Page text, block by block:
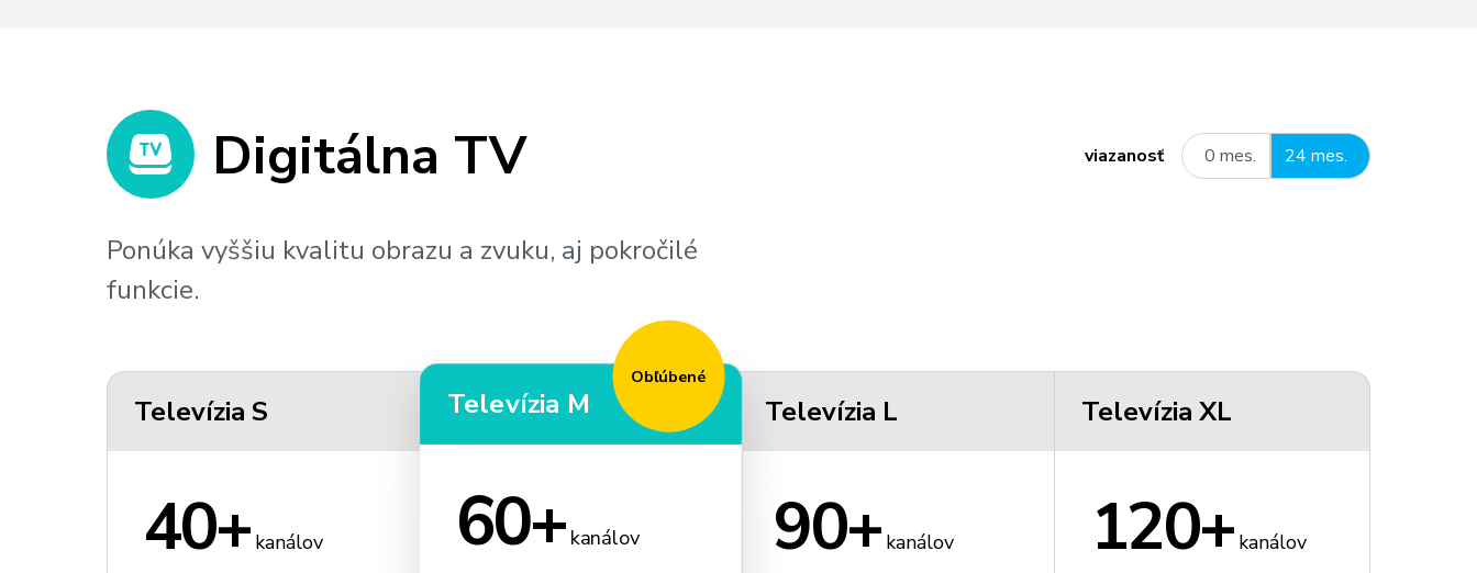
Digitálna TV viazanosť 0 mes. 24 mes.
Ponúka vyššiu kvalitu obrazu a zvuku, aj pokročilé
funkcie.
Televízia S
40+ kanálov
Obľúbené
Televízia M
60+ kanálov
Televízia L
90+ kanálov
Televízia XL
120+ kanálov